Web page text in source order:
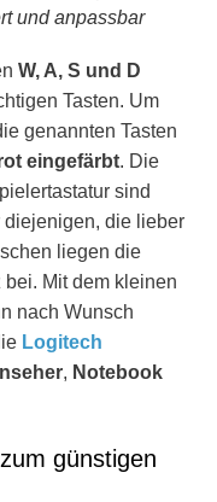
und anpassbar
W, A, S und D
Tasten. Um
genannten Tasten
eingefärbt. Die
sind
die lieber
liegen die
Mit dem kleinen
nach Wunsch
Logitech
, Notebook
günstigen